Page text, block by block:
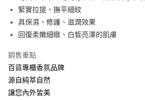
7-11取貨付款
每筆NT$60，滿NT$880(含以上)免運費
付款後7-11取貨
每筆NT$60，滿NT$880(含以上)免運費
宅配
每筆NT$80，滿NT$880(含以上)免運費
緊實拉提、撫平細紋
具保濕、修護、滋潤效果
回復柔嫩細緻、白皙亮澤的肌膚
銷售重點
百貨專櫃香氛品牌
源自純萃自然
讓您內外皆美